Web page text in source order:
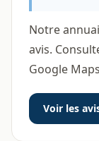
Notre
avis.
Google
Voir les